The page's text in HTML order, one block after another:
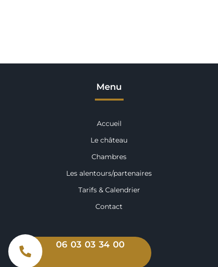
Menu
Accueil
Le château
Chambres
Les alentours/partenaires
Tarifs & Calendrier
Contact
06 03 03 34 00